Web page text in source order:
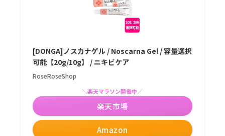
[DONGA]ノスカナゲル / Noscarna Gel / 容量選択
可能【20g/10g】 / ニキビケア
RoseRoseShop
Amazon
＼楽天マラソン開催中／
楽天市場